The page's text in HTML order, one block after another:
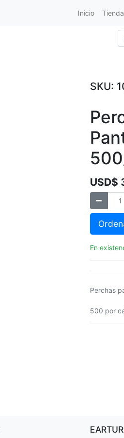
Inicio Tienda
SKU:
USD$
En
Perchas
500 por